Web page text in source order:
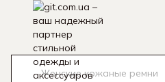
Женские кожаные ремни